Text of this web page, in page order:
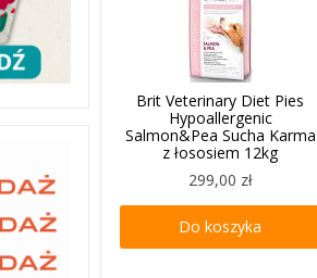
Brit Veterinary Diet Pies
Hypoallergenic
Salmon&Pea Sucha Karma
z łososiem 12kg
299,00 zł
Do koszyka